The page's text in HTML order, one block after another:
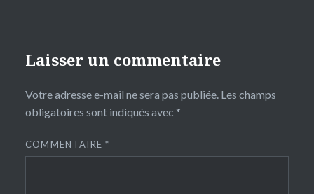
Laisser un commentaire
Votre adresse e-mail ne sera pas publiée. Les champs
obligatoires sont indiqués avec *
COMMENTAIRE*